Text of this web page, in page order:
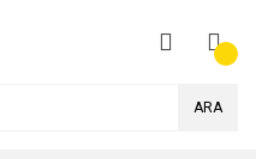
ARA